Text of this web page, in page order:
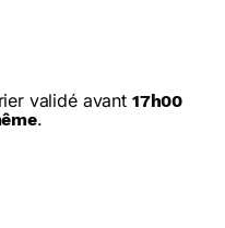
validé avant 17h00
.